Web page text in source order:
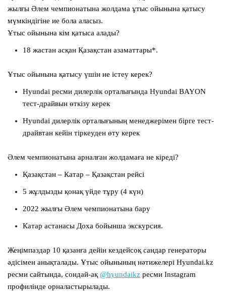
жылғы Әлем чемпионатына жолдама ұтыс ойынына қатысу
мүмкіндігіне ие бола аласыз.
Ұтыс ойынына кім қатыса алады?
18 жастан асқан Қазақстан азаматтары*.
Ұтыс ойынына қатысу үшін не істеу керек?
Hyundai ресми дилерлік орталығында Hyundai BAYON
тест-драйвын өткізу керек
Hyundai дилерлік орталығының менеджерімен бірге тест-
драйвтан кейін тіркеуден өту керек
Әлем чемпионатына арналған жолдамаға не кіреді?
Қазақстан – Катар – Қазақстан рейсі
5 жұлдызды қонақ үйде тұру (4 күн)
2022 жылғы Әлем чемпионатына бару
Катар астанасы Доха бойынша экскурсия.
Жеңімпаздар 10 қазанға дейін кездейсоқ сандар генераторы
әдісімен анықталады. Ұтыс ойынының нәтижелері Hyundai.kz
ресми сайтында, сондай-ақ @hyundaikz ресми Instagram
профилінде орналастырылады.